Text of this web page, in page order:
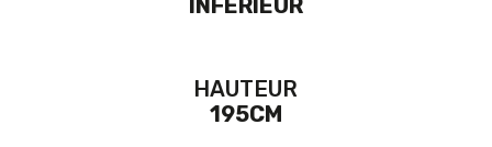
INFÉRIEUR
HAUTEUR
195CM